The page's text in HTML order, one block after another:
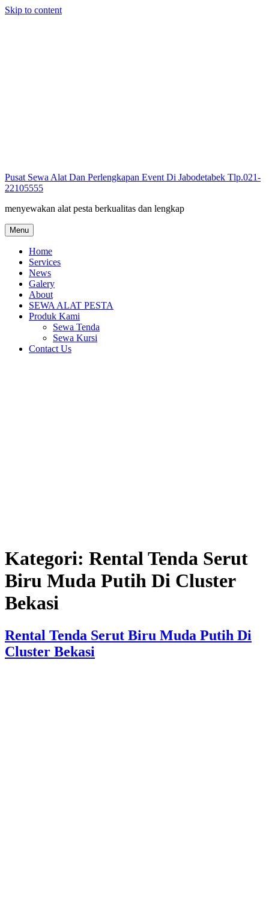
Skip to content
Pusat Sewa Alat Dan Perlengkapan Event Di Jabodetabek Tlp.021-
22105555
menyewakan alat pesta berkualitas dan lengkap
Menu
Home
Services
News
Galery
About
SEWA ALAT PESTA
Produk Kami
Sewa Tenda
Sewa Kursi
Contact Us
Kategori: Rental Tenda Serut
Biru Muda Putih Di Cluster
Bekasi
Rental Tenda Serut Biru Muda Putih Di
Cluster Bekasi